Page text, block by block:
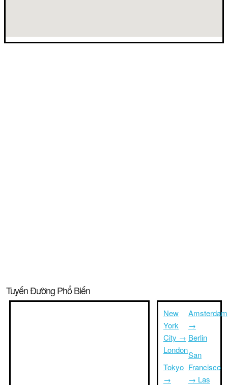
Tuyến Đường Phổ Biến
New
York
City →
London
Tokyo
→
Amsterdam
→
Berlin
San
Francisco
→ Las